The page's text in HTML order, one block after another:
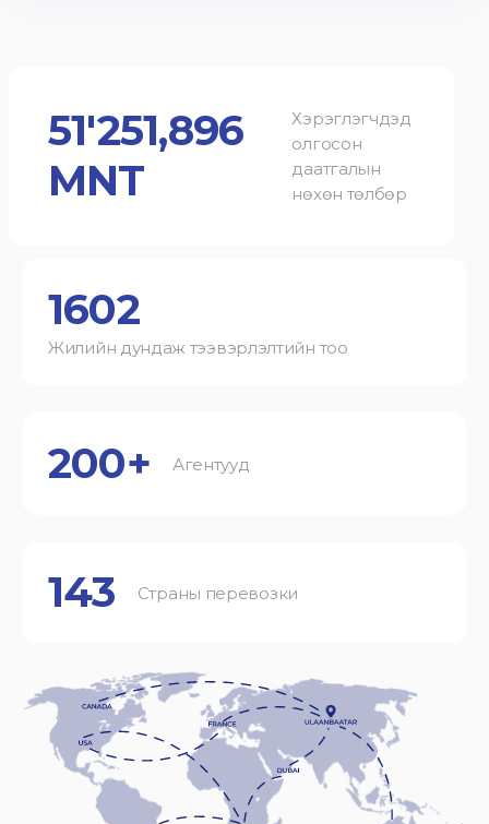
51'251,896
MNT
Хэрэглэгчдэд
олгосон
даатгалын
нөхөн төлбөр
1602
Жилийн дундаж тээвэрлэлтийн тоо
200+ Агентууд
143 Страны перевозки